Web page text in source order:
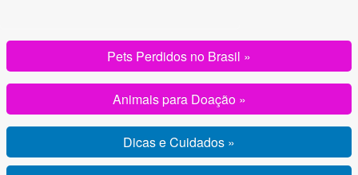
Pets Perdidos no Brasil »
Animais para Doação »
Dicas e Cuidados »